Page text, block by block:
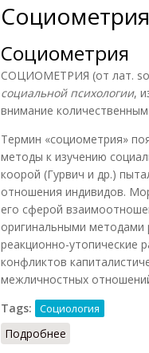
Социометрия
Социометрия
СОЦИОМЕТРИЯ (от лат.
социальной психологии,
внимание
Термин «cоциометрия»
методы к изучению
коорой (Гурвич и др.)
отношения индивидов.
его сферой
оригинальными методами
реакционно-утопические
конфликтов
межличностных
Tags:
Социология
Подробнее